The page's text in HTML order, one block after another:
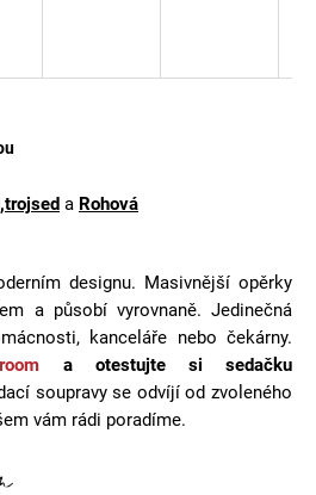
a Rohová
designu. Masivnější opěrky
a působí vyrovnaně. Jedinečná
kanceláře nebo čekárny.
a otestujte si sedačku
soupravy se odvíjí od zvoleného
vám rádi poradíme.